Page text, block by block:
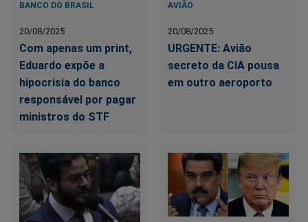
BANCO DO BRASIL
20/08/2025
Com apenas um print,
Eduardo expõe a
hipocrisia do banco
responsável por pagar
ministros do STF
AVIÃO
20/08/2025
URGENTE: Avião
secreto da CIA pousa
em outro aeroporto